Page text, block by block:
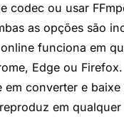
codec ou usar
as opções são
funciona em
Edge ou
em converter e
em